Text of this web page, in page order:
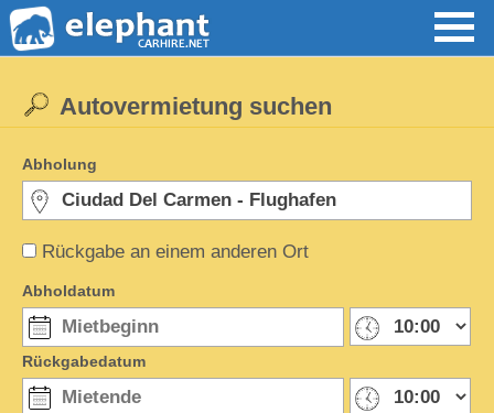
Rückgabe an einem anderen Ort
Autovermietung suchen
Abholung
Abholdatum
Rückgabedatum